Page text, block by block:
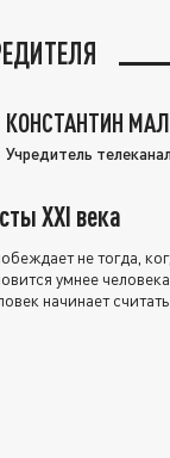
КОНСТАНТИН
Учредитель
XXI века
не тогда,
умнее
начинает